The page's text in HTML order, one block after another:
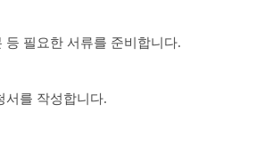
등 필요한 서류를 준비합니다.
서를 작성합니다.